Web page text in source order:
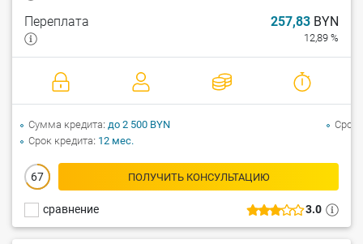
3.0
сравнение
Переплата 257,83 BYN
12,89 %
67 ПОЛУЧИТЬ КОНСУЛЬТАЦИЮ
Сумма кредита до 2 500 BYN
Срок кредита 12 мес.
Срок